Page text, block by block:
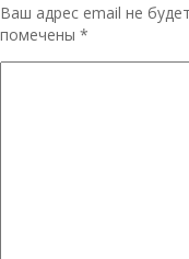
Ваш адрес email не
помечены *